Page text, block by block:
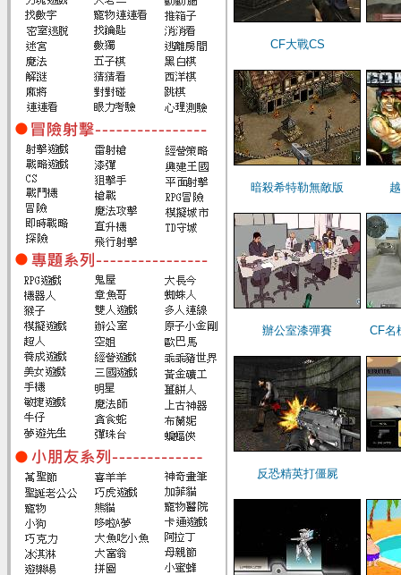
CF大戰CS
暗殺希特勒無敵版
辦公室漆彈賽 CF名
反恐精英打僵屍